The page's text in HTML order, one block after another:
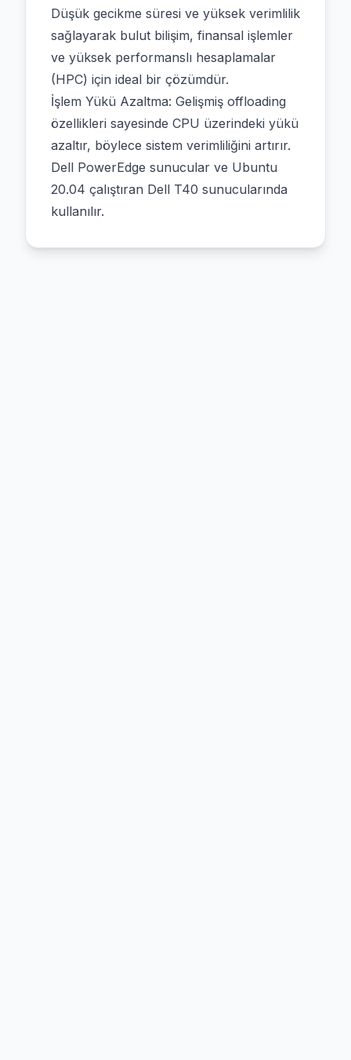
Düşük gecikme süresi ve yüksek verimlilik
sağlayarak bulut bilişim, finansal işlemler
ve yüksek performanslı hesaplamalar
(HPC) için ideal bir çözümdür.
İşlem Yükü Azaltma: Gelişmiş offloading
özellikleri sayesinde CPU üzerindeki yükü
azaltır, böylece sistem verimliliğini artırır.
Dell PowerEdge sunucular ve Ubuntu
20.04 çalıştıran Dell T40 sunucularında
kullanılır.